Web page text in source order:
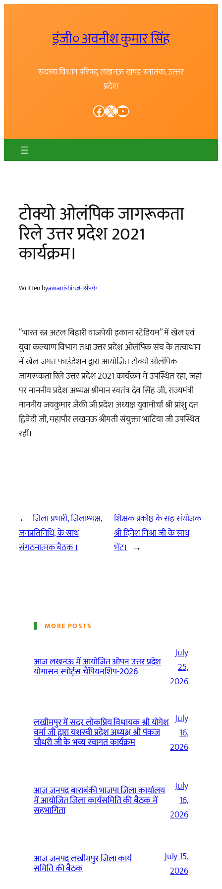
इंजी० अवनीश कुमार सिंह
सदस्य विधान परिषद् लखनऊ खण्ड-स्नातक, उत्त्तर
प्रदेश
Facebook X YouTube
टोक्यो ओलंपिक जागरूकता
रिले उत्तर प्रदेश 2021
कार्यक्रम।
Written byawanishinजनसंपर्क
“भारत रत्न अटल बिहारी वाजपेयी इकाना स्टेडियम” में खेल एवं
युवा कल्याण विभाग तथा उत्तर प्रदेश ओलंपिक संघ के तत्वाधान
में खेल जगत फाउंडेशन द्वारा आयोजित टोक्यो ओलंपिक
जागरूकता रिले उत्तर प्रदेश 2021 कार्यक्रम में उपस्थित रहा, जहां
पर माननीय प्रदेश अध्यक्ष श्रीमान स्वतंत्र देव सिंह जी, राज्यमंत्री
माननीय जयकुमार जैकी जी प्रदेश अध्यक्ष युवामोर्चा श्री प्रांशु दत्त
द्विवेदी जी, महापौर लखनऊ श्रीमती संयुक्ता भाटिया जी उपस्थित
रहीं।
← जिला प्रभारी, जिलाध्यक्ष,
जनप्रतिनिधि, के साथ
संगठनात्मक बैठक ।
शिक्षक प्रकोष्ठ के सह संयोजक
श्री दिनेश मिश्रा जी के साथ
भेंट। →
MORE POSTS
आज लखनऊ में आयोजित ओपन उत्तर प्रदेश
योगासन स्पोर्ट्स चैंपियनशिप-2026
July
25,
2026
लखीमपुर में सदर लोकप्रिय विधायक श्री योगेश
वर्मा जी द्वारा यशस्वी प्रदेश अध्यक्ष श्री पंकज
चौधरी जी के भव्य स्वागत कार्यक्रम
July
16,
2026
आज जनपद बाराबंकी भाजपा जिला कार्यालय
में आयोजित जिला कार्यसमिति की बैठक में
सहभागिता
July
16,
2026
आज जनपद लखीमपुर जिला कार्य
समिति की बैठक
July 15,
2026